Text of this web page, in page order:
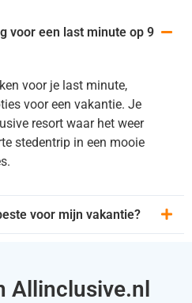
voor een last minute op 9
voor je last minute,
voor een vakantie. Je
resort waar het weer
stedentrip in een mooie
voor mijn vakantie?
Allinclusive.nl